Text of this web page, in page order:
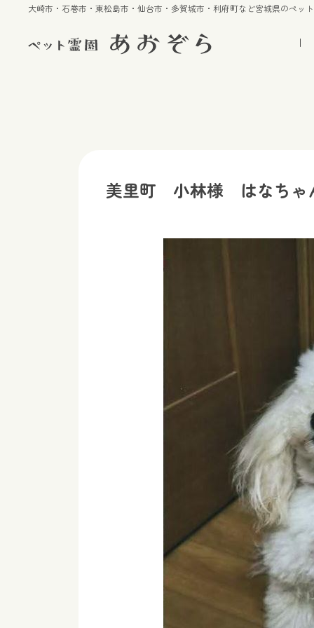
大崎市・石巻市・東松島市・仙台市・多賀城市・利府町など宮城県のペッ
美里町 小林様 はなちゃ